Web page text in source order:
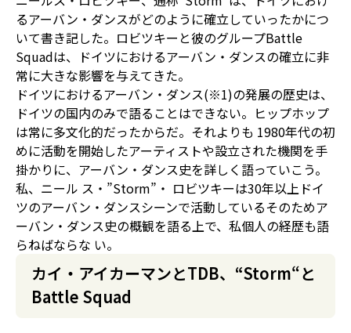
るアーバン・ダンスがどのように確立していったかにつ
いて書き記した。ロビツキーと彼のグループBattle
Squadは、ドイツにおけるアーバン・ダンスの確立に非
常に大きな影響を与えてきた。
ドイツにおけるアーバン・ダンス(※1)の発展の歴史は、
ドイツの国内のみで語ることはできない。ヒップホップ
は常に多文化的だったからだ。それよりも 1980年代の初
めに活動を開始したアーティストや設立された機関を手
掛かりに、アーバン・ダンス史を詳しく語っていこう。
私、ニール ス・”Storm”・ ロビツキーは30年以上ドイ
ツのアーバン・ダンスシーンで活動している――そのためア
ーバン・ダンス史の概観を語る上で、私個人の経歴も語
らねばならな い。
カイ・アイカーマンとTDB、“Storm“と
Battle Squad